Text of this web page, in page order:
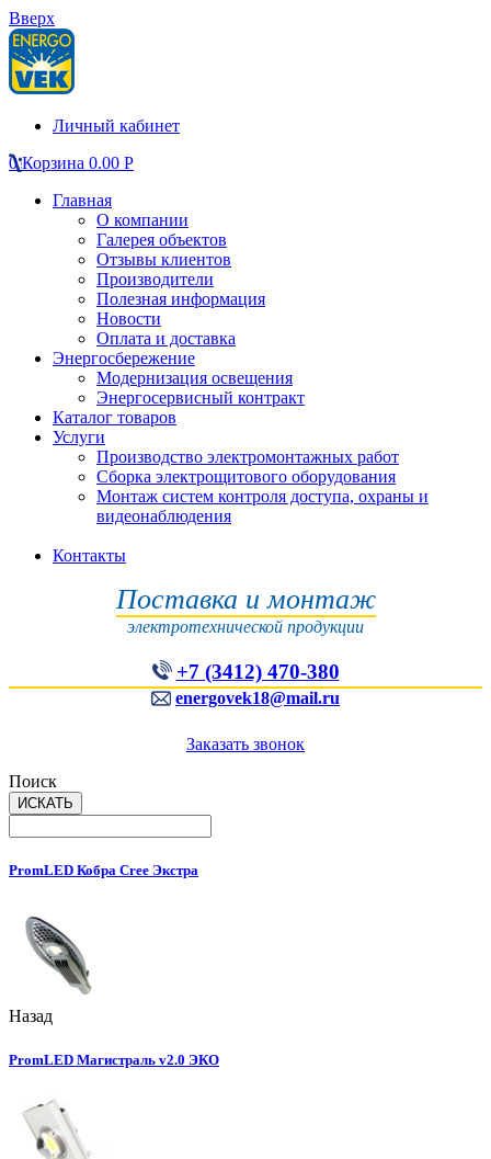
Вверх
Личный кабинет
0 Корзина 0.00 Р
Главная
О компании
Галерея объектов
Отзывы клиентов
Производители
Полезная информация
Новости
Оплата и доставка
Энергосбережение
Модернизация освещения
Энергосервисный контракт
Каталог товаров
Услуги
Производство электромонтажных работ
Сборка электрощитового оборудования
Монтаж систем контроля доступа, охраны и
видеонаблюдения
Контакты
Поставка и монтаж
электротехнической продукции
+7 (3412) 470-380
energovek18@mail.ru
Заказать звонок
Поиск
PromLED Кобра Cree Экстра
Назад
PromLED Магистраль v2.0 ЭКО